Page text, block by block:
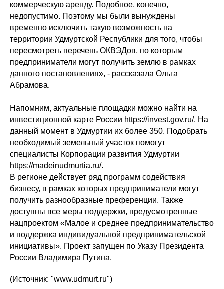
коммерческую аренду. Подобное, конечно,
недопустимо. Поэтому мы были вынуждены
временно исключить такую возможность на
территории Удмуртской Республики для того, чтобы
пересмотреть перечень ОКВЭДов, по которым
предприниматели могут получить землю в рамках
данного постановления», - рассказала Ольга
Абрамова.
Напомним, актуальные площадки можно найти на
инвестиционной карте России https://invest.gov.ru/. На
данный момент в Удмуртии их более 350. Подобрать
необходимый земельный участок помогут
специалисты Корпорации развития Удмуртии
https://madeinudmurtia.ru/.
В регионе действует ряд программ содействия
бизнесу, в рамках которых предприниматели могут
получить разнообразные преференции. Также
доступны все меры поддержки, предусмотренные
нацпроектом «Малое и среднее предпринимательство
и поддержка индивидуальной предпринимательской
инициативы». Проект запущен по Указу Президента
России Владимира Путина.
(Источник: "www.udmurt.ru")